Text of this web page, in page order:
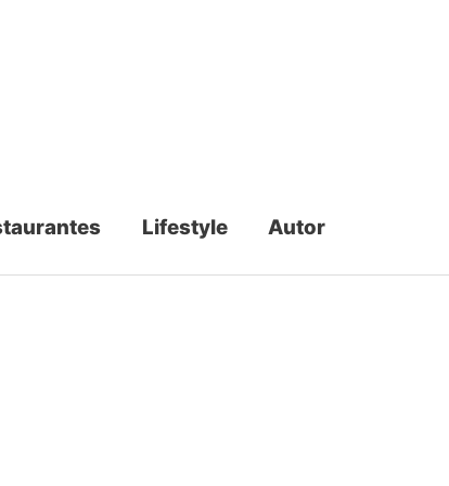
Lifestyle Autor